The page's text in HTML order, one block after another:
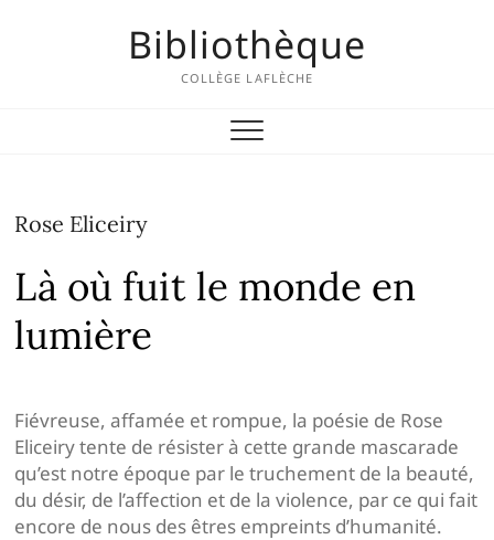
Bibliothèque
COLLÈGE LAFLÈCHE
Rose Eliceiry
Là où fuit le monde en
lumière
Fiévreuse, affamée et rompue, la poésie de Rose
Eliceiry tente de résister à cette grande mascarade
qu’est notre époque par le truchement de la beauté,
du désir, de l’affection et de la violence, par ce qui fait
encore de nous des êtres empreints d’humanité.